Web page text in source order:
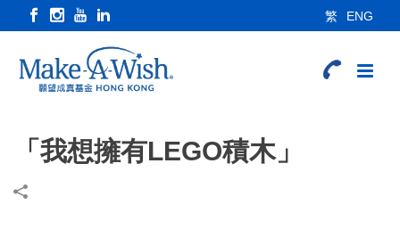
繁 ENG
「我想擁有LEGO積木」